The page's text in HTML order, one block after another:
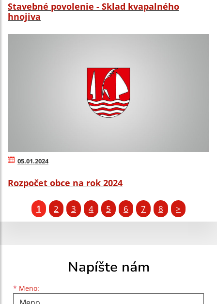
Stavebné povolenie - Sklad kvapalného
hnojiva
05.01.2024
Rozpočet obce na rok 2024
1 2 3 4 5 6 7 8 >
Napíšte nám
* Meno:
Meno
Priezvisko
E-mailová adresa